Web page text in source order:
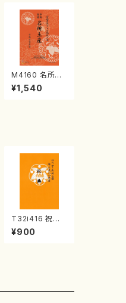
M4160 名所土
産《箏曲楽譜》
（箏/宮城喜代
¥1,540
T32i416 祝典
（尺八/初代山川
園松/楽譜）都山
¥900